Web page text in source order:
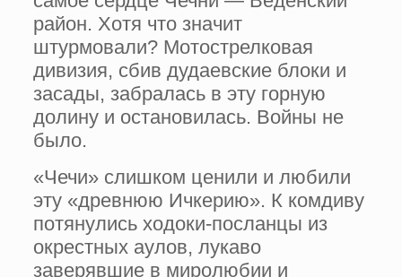
район. Хотя что значит
штурмовали? Мотострелковая
дивизия, сбив дудаевские блоки и
засады, забралась в эту горную
долину и остановилась. Войны не
было.
«Чечи» слишком ценили и любили
эту «древнюю Ичкерию». К комдиву
потянулись ходоки-посланцы из
окрестных аулов, лукаво
заверявшие в миролюбии и